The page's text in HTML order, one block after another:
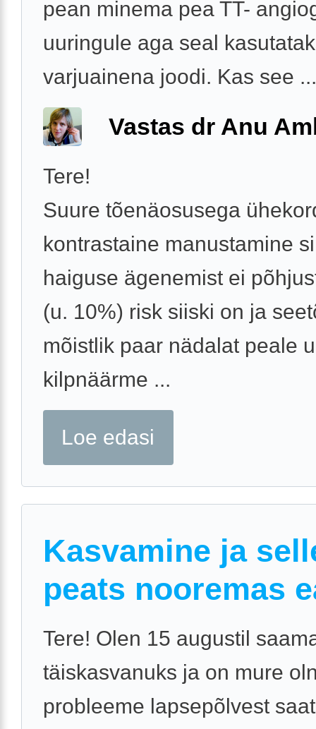
pean minema pea TT-
uuringule aga seal
varjuainena joodi. Kas see ...
Vastas dr Anu
Tere!
Suure tõenäosusega
kontrastaine manustamine
haiguse ägenemist ei
(u. 10%) risk siiski on ja
mõistlik paar nädalat peale
kilpnäärme ...
Loe edasi
Kasvamine ja
peats nooremas
Tere! Olen 15 augustil
täiskasvanuks ja on mure
probleeme lapsepõlvest